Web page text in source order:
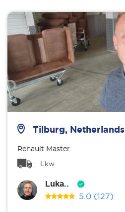
Tilburg, Netherlands
Renault Master
Lkw
Luka..
5.0 (127)